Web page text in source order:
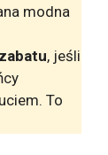
modna
, jeśli
To